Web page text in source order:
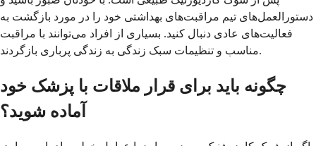
دستورالعمل‌های تیم مراقبت‌های بهداشتی خود را در مورد بازگشت به
فعالیت‌های عادی دنبال کنید. بسیاری از افراد می‌توانند با مراقبت
مناسب و تنظیمات سبک زندگی به زندگی پرباری بازگردند.
چگونه باید برای قرار ملاقات با پزشک خود
آماده شوید؟